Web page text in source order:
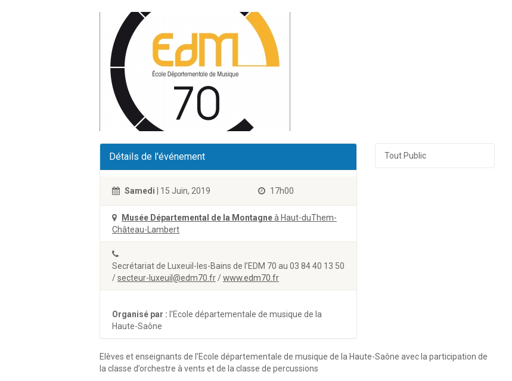
Détails de l'événement
Samedi | 15 Juin, 2019 17h00
Musée Départemental de la Montagneà Haut-duThem-
Château-Lambert
Secrétariat de Luxeuil-les-Bains de l’EDM 70 au 03 84 40 13 50
/secteur-luxeuil@edm70.fr /www.edm70.fr
Organisé par : l'Ecole départementale de musique de la
Haute-Saône
Tout Public
Elèves et enseignants de l’Ecole départementale de musique de la Haute-Saône avec la participation de
la classe d’orchestre à vents et de la classe de percussions